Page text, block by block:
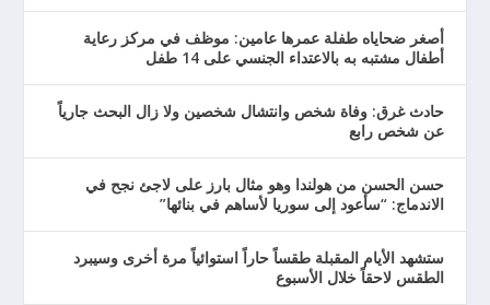
أصغر ضحاياه طفلة عمرها عامين: موظف في مركز رعاية
أطفال مشتبه به بالاعتداء الجنسي على 14 طفل
حادث غرق: وفاة شخص وانتشال شخصين ولا زال البحث جارياً
عن شخص رابع
حسن الحسن من هولندا وهو مثال بارز على لاجئ نجح في
الاندماج: “سأعود إلى سوريا لأساهم في بنائها”
ستشهد الأيام المقبلة طقساً حاراً استوائياً مرة أخرى وسيبرد
الطقس لاحقاً خلال الأسبوع